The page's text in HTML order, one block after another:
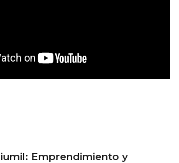
Emprendimiento y